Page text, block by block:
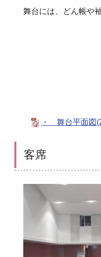
舞台には、どん帳や
・ 舞台平面図
客席